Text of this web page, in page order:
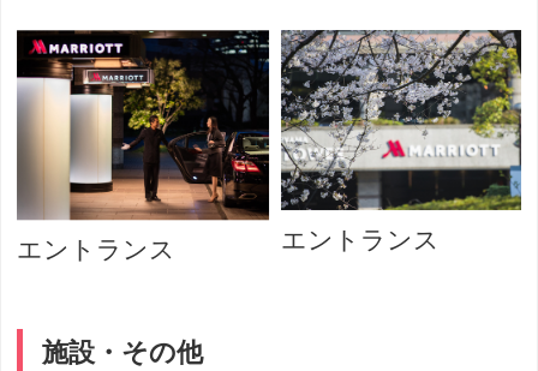
エントランス エントランス
施設・その他